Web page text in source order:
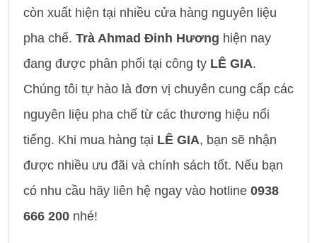
còn xuất hiện tại nhiều cửa hàng nguyên liệu
pha chế. Trà Ahmad Đinh Hương hiện nay
đang được phân phối tại công ty LÊ GIA.
Chúng tôi tự hào là đơn vị chuyên cung cấp các
nguyên liệu pha chế từ các thương hiệu nổi
tiếng. Khi mua hàng tại LÊ GIA, bạn sẽ nhận
được nhiều ưu đãi và chính sách tốt. Nếu bạn
có nhu cầu hãy liên hệ ngay vào hotline 0938
666 200 nhé!